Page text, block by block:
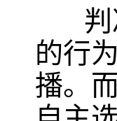
判
的行
播。